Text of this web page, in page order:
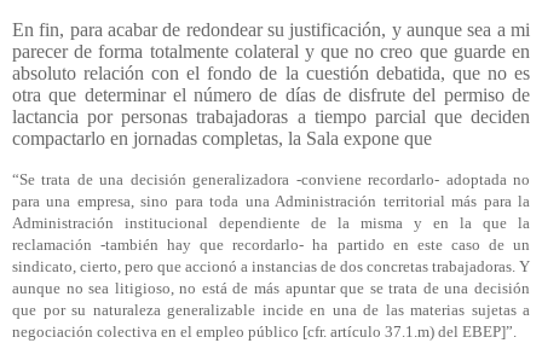
En fin, para acabar de redondear su justificación, y aunque sea a mi
parecer de forma totalmente colateral y que no creo que guarde en
absoluto relación con el fondo de la cuestión debatida, que no es
otra que determinar el número de días de disfrute del permiso de
lactancia por personas trabajadoras a tiempo parcial que deciden
compactarlo en jornadas completas, la Sala expone que
“Se trata de una decisión generalizadora -conviene recordarlo- adoptada no
para una empresa, sino para toda una Administración territorial más para la
Administración institucional dependiente de la misma y en la que la
reclamación -también hay que recordarlo- ha partido en este caso de un
sindicato, cierto, pero que accionó a instancias de dos concretas trabajadoras. Y
aunque no sea litigioso, no está de más apuntar que se trata de una decisión
que por su naturaleza generalizable incide en una de las materias sujetas a
negociación colectiva en el empleo público [cfr. artículo 37.1.m) del EBEP]”.